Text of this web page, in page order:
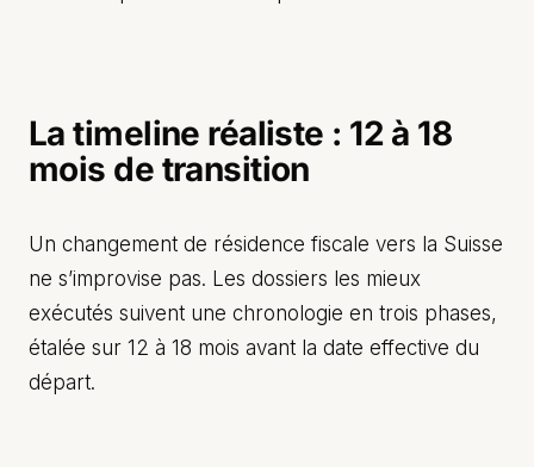
La timeline réaliste : 12 à 18
mois de transition
Un changement de résidence fiscale vers la Suisse
ne s’improvise pas. Les dossiers les mieux
exécutés suivent une chronologie en trois phases,
étalée sur 12 à 18 mois avant la date effective du
départ.